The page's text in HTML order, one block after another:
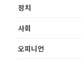
정치
사회
오피니언